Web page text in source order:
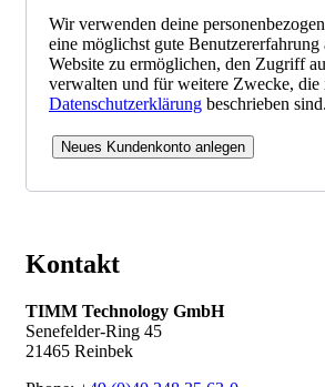
Wir verwenden deine
eine möglichst gute Benutzererfahrung
Website zu ermöglichen, den Zugriff
verwalten und für weitere Zwecke, die
Datenschutzerklärung beschrieben sind.
Neues Kundenkonto anlegen
Kontakt
TIMM Technology GmbH
Senefelder-Ring 45
21465 Reinbek